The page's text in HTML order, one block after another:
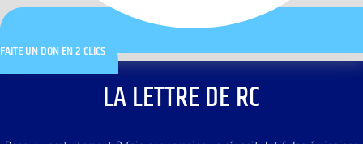
FAITE UN DON EN 2 CLICS
LA LETTRE DE RC